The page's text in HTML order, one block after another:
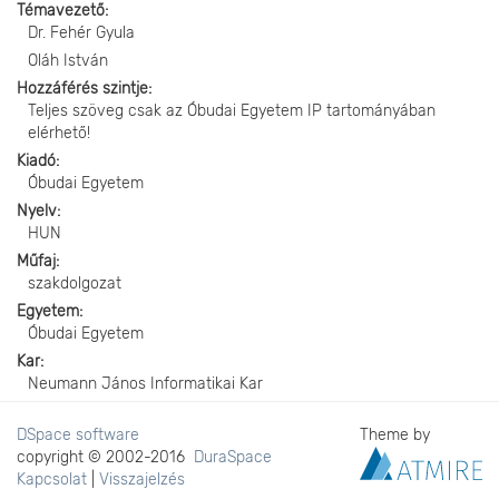
Témavezető
Dr. Fehér Gyula
Oláh István
Hozzáférés szintje
Teljes szöveg csak az Óbudai Egyetem IP tartományában
elérhető!
Kiadó
Óbudai Egyetem
Nyelv
HUN
Műfaj
szakdolgozat
Egyetem
Óbudai Egyetem
Kar
Neumann János Informatikai Kar
DSpace software
copyright © 2002-2016 DuraSpace
Kapcsolat
Visszajelzés
Theme by